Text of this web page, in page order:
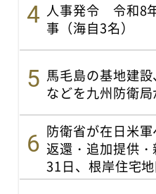
人事発令 令和8
事（海自3名）
馬毛島の基地建
などを九州防衛局
防衛省が在日米
返還・追加提供
31日、根岸住宅地